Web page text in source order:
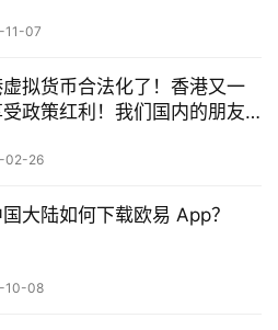
11-07
虚拟货币合法化了！香港又一
政策红利！我们国内的朋友
02-26
大陆如何下载欧易 App？
10-08